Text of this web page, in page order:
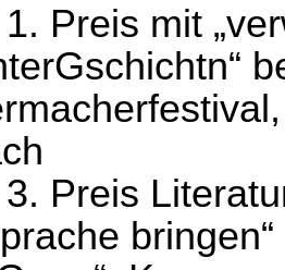
1. Preis mit „
“
3. Preis